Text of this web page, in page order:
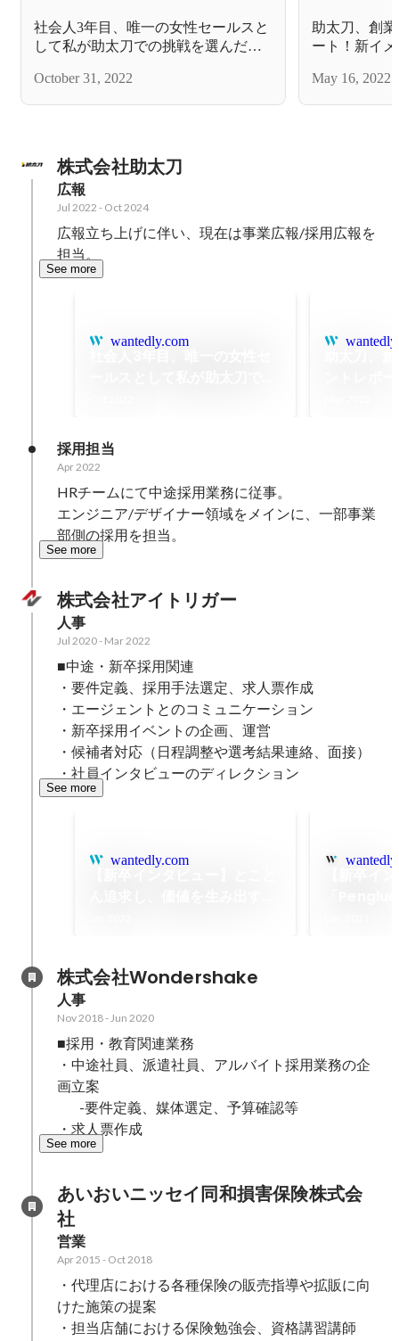
社会人3年目、唯一の女性セールスと
して私が助太刀での挑戦を選んだ理
October 31, 2022
助太刀、創
ート！新イ
May 16, 2022
株式会社助太刀
広報
Jul 2022 - Oct 2024
広報立ち上げに伴い、現在は事業広報/採用広報を
担当。
See more
wantedly.com
採用担当
Apr 2022
HRチームにて中途採用業務に従事。
エンジニア/デザイナー領域をメインに、一部事業
部側の採用を担当。
See more
株式会社アイトリガー
人事
Jul 2020- Mar 2022
■中途・新卒採用関連
・要件定義、採用手法選定、求人票作成
・エージェントとのコミュニケーション
・新卒採用イベントの企画、運営
・候補者対応（日程調整や選考結果連絡、面接）
・社員インタビューのディレクション
See more
wantedly.com
株式会社Wondershake
人事
Nov 2018- Jun 2020
■採用・教育関連業務
・中途社員、派遣社員、アルバイト採用業務の企
画立案
・求人票作成
See more
あいおいニッセイ同和損害保険株式会
社
営業
Apr 2015 - Oct 2018
・代理店における各種保険の販売指導や拡販に向
けた施策の提案
・担当店舗における保険勉強会、資格講習講師